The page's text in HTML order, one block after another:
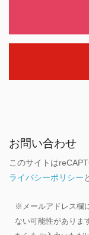
お問い合わせ
このサイトは
ライバシーポリシー
※メールアドレス欄
ない可能性がありま